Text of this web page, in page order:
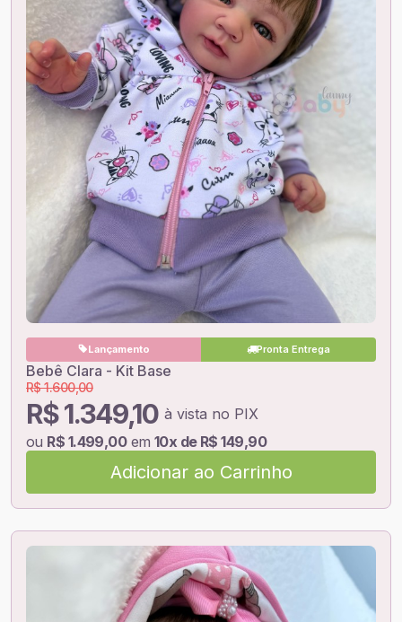
Lançamento Pronta Entrega
Bebê Clara - Kit Base
R$ 1.349,10 à vista no PIX
R$ 1.600,00
ou R$ 1.499,00em 10x de R$ 149,90
Adicionar ao Carrinho